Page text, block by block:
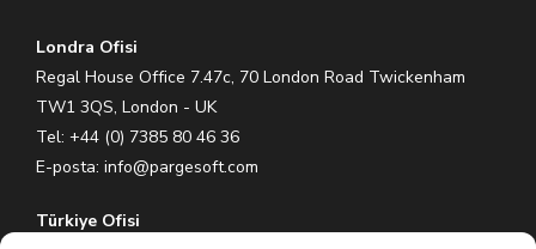
Londra Ofisi
Regal House Office 7.47c, 70 London Road Twickenham
TW1 3QS, London - UK
Tel: +44 (0) 7385 80 46 36
E-posta: info@pargesoft.com
Türkiye Ofisi